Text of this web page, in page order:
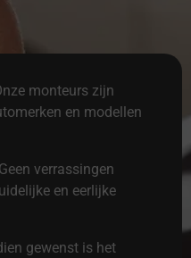
monteurs zijn
en modellen
verrassingen
en eerlijke
gewenst is het